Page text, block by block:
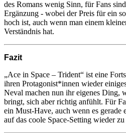
des Romans wenig Sinn, für Fans
Ergänzung - wobei der Preis für ein
hoch ist, auch wenn man einem
Verständnis hat.
Fazit
„Ace in Space – Trident“ ist eine
ihren Protagonist*innen wieder
Neval machen nun ihr eigenes Ding,
bringt, sich aber richtig anfühlt. Für
ein Must-Have, auch wenn es gerade
auf das coole Space-Setting wieder